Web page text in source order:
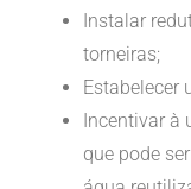
Instalar
torneiras;
Estabelecer
Incentivar à
que pode